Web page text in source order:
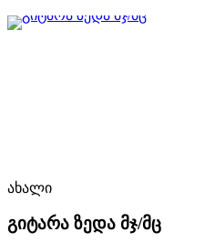
ახალი
გიტარა ზედა მჯ/მც